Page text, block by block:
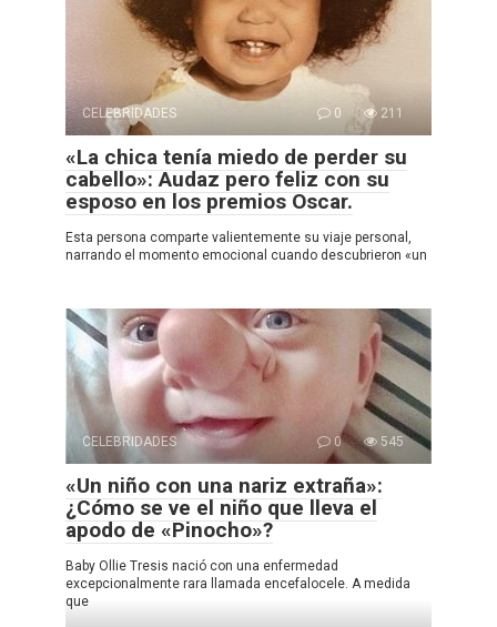
CELEBRIDADES 0 211
«La chica tenía miedo de perder su
cabello»: Audaz pero feliz con su
esposo en los premios Oscar.
Esta persona comparte valientemente su viaje personal,
narrando el momento emocional cuando descubrieron «un
CELEBRIDADES 0 545
«Un niño con una nariz extraña»:
¿Cómo se ve el niño que lleva el
apodo de «Pinocho»?
Baby Ollie Tresis nació con una enfermedad
excepcionalmente rara llamada encefalocele. A medida
que